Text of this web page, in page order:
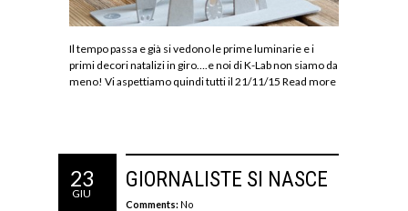
Il tempo passa e già si vedono le prime luminarie e i
primi decori natalizi in giro….e noi di K-Lab non siamo da
meno! Vi aspettiamo quindi tutti il 21/11/15 Read more
23
GIU
GIORNALISTE SI NASCE
Comments: No